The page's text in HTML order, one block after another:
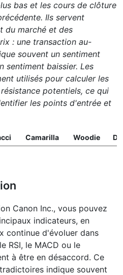
bas et les cours de clôture
Ils servent
du marché et des
: une transaction au-
souvent un sentiment
sentiment baissier. Les
utilisés pour calculer les
potentiels, ce qui
les points d'entrée et
Camarilla Woodie
Canon Inc., vous pouvez
indicateurs, en
continue d'évoluer dans
RSI, le MACD ou le
à être en désaccord. Ce
indique souvent